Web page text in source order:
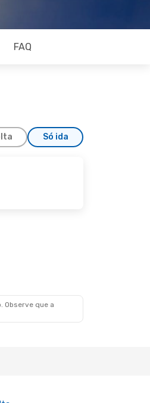
FAQ
Só ida
Observe que a